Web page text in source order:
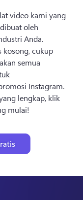
video kami yang
oleh
kosong, cukup
semua
lengkap, klik
mulai!